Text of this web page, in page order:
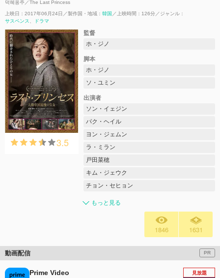
덕혜옹주／The Last Princess
上映日：2017年06月24日 製作国・地域： 韓国 上映時間：126分
ジャンル：
サスペンス
ドラマ
3.5
監督
ホ・ジノ
脚本
ホ・ジノ
ソ・ユミン
出演者
ソン・イェジン
パク・ヘイル
ヨン・ジェムン
ラ・ミラン
戸田菜穂
キム・ジェウク
チョン・セヒョン
もっと見る
1846 1631
動画配信 PR
Prime Video
見放題